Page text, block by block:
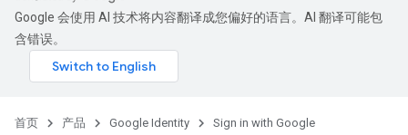
Google 会使用 AI 技术将内容翻译成您偏好的语言。AI 翻译可能包
含错误。
首页 产品 Google Identity Sign in with Google